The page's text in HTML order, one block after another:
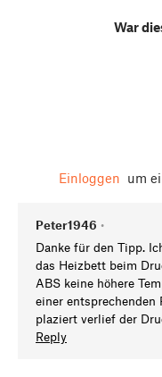
War
Einloggen um
Peter1946 •
Danke für den Tipp.
das Heizbett beim
ABS keine höhere
einer
plaziert verlief der
Reply